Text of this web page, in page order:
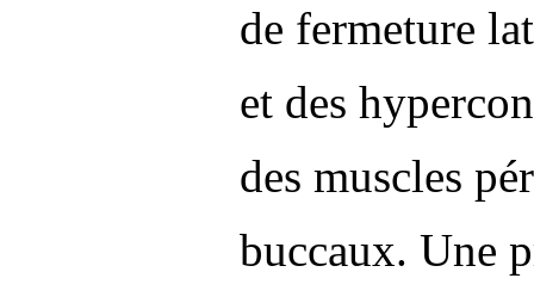
de fermeture
et des
des muscles
buccaux. Une